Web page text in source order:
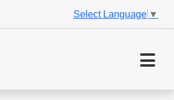
Select Language ▼